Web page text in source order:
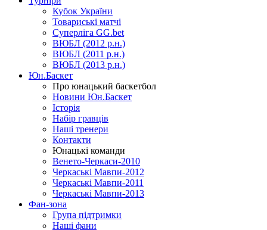
Кубок України
Товариські матчі
Суперліга GG.bet
ВЮБЛ (2012 р.н.)
ВЮБЛ (2011 р.н.)
ВЮБЛ (2013 р.н.)
Юн.Баскет
Про юнацький баскетбол
Новини Юн.Баскет
Історія
Набір гравців
Наші тренери
Контакти
Юнацькі команди
Венето-Черкаси-2010
Черкаські Мавпи-2012
Черкаські Мавпи-2011
Черкаські Мавпи-2013
Фан-зона
Група підтримки
Наші фани